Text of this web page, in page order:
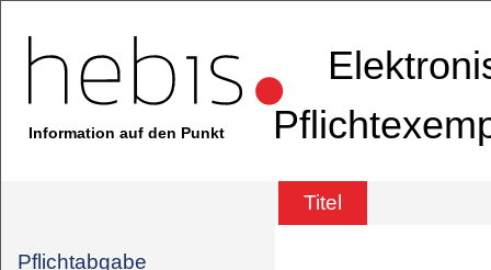
Information auf den Punkt
Titel
Pflichtabgabe